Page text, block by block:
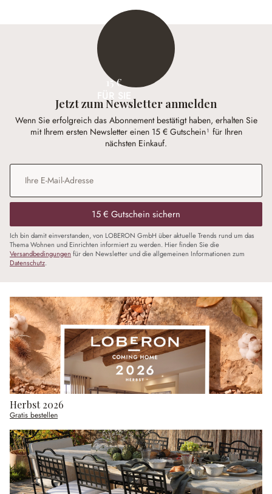
15 €
Jetzt zum Newsletter anmelden
Wenn Sie erfolgreich das Abonnement bestätigt haben, erhalten Sie
mit Ihrem ersten Newsletter einen 15 € Gutschein¹ für Ihren
nächsten Einkauf.
E-Mail-Adresse
15 € Gutschein sichern
Ich bin damit einverstanden, von LOBERON GmbH über aktuelle Trends rund um das
Thema Wohnen und Einrichten informiert zu werden. Hier finden Sie die
Versandbedingungen für den Newsletter und die allgemeinen Informationen zum
Datenschutz.
Herbst 2026
Gratis bestellen